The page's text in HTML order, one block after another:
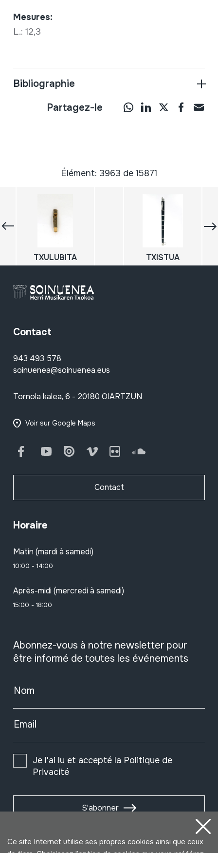
Mesures:
L.: 12,3
Bibliographie
Partagez-le
Élément: 3963 de 15871
TXULUBITA TXISTUA
Contact
943 493 578
soinuenea@soinuenea.eus
Tornola kalea, 6 - 20180 OIARTZUN
Voir sur Google Maps
FacebookYoutube Issuu Vimeo Flickr SoundCloud
Contact
Horaire
Matin (mardi à samedi)
10:00 - 14:00
Après-midi (mercredi à samedi)
15:00 - 18:00
Abonnez-vous à notre newsletter pour
être informé de toutes les événements
Nom
Email
Je l'ai lu et accepté la Politique de
Privacité
S'abonner
Ce site Internet utilise ses propres cookies ainsi que ceux